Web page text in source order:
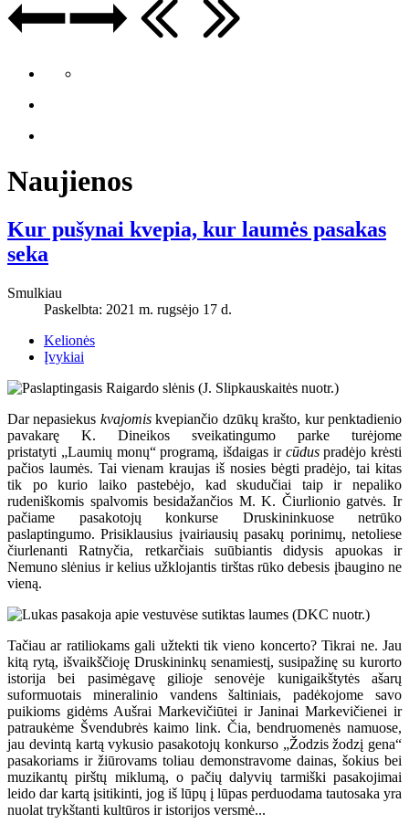
Naujienos
Kur pušynai kvepia, kur laumės pasakas
seka
Smulkiau
Paskelbta: 2021 m. rugsėjo 17 d.
Kelionės
Įvykiai
Dar nepasiekus kvajomiskvepiančio dzūkų krašto, kur penktadienio
pavakarę K. Dineikos sveikatingumo parke turėjome
pristatyti „Laumių monų“ programą, išdaigas ir cūduspradėjo krėsti
pačios laumės. Tai vienam kraujas iš nosies bėgti pradėjo, tai kitas
tik po kurio laiko pastebėjo, kad skudučiai taip ir nepaliko
rudeniškomis spalvomis besidažančios M. K. Čiurlionio gatvės. Ir
pačiame pasakotojų konkurse Druskininkuose netrūko
paslaptingumo. Prisiklausius įvairiausių pasakų porinimų, netoliese
čiurlenanti Ratnyčia, retkarčiais suūbiantis didysis apuokas ir
Nemuno slėnius ir kelius užklojantis tirštas rūko debesis įbaugino ne
vieną.
Tačiau ar ratiliokams gali užtekti tik vieno koncerto? Tikrai ne. Jau
kitą rytą, išvaikščioję Druskininkų senamiestį, susipažinę su kurorto
istorija bei pasimėgavę gilioje senovėje kunigaikštytės ašarų
suformuotais mineralinio vandens šaltiniais, padėkojome savo
puikioms gidėms Aušrai Markevičiūtei ir Janinai Markevičienei ir
patraukėme Švendubrės kaimo link. Čia, bendruomenės namuose,
jau devintą kartą vykusio pasakotojų konkurso „Žodzis žodzį gena“
pasakoriams ir žiūrovams toliau demonstravome dainas, šokius bei
muzikantų pirštų miklumą, o pačių dalyvių tarmiški pasakojimai
leido dar kartą įsitikinti, jog iš lūpų į lūpas perduodama tautosaka yra
nuolat trykštanti kultūros ir istorijos versmė...